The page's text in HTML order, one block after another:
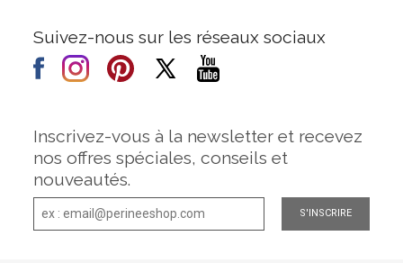
Suivez-nous sur les réseaux sociaux
Inscrivez-vous à la newsletter et recevez
nos offres spéciales, conseils et
nouveautés.
S'INSCRIRE